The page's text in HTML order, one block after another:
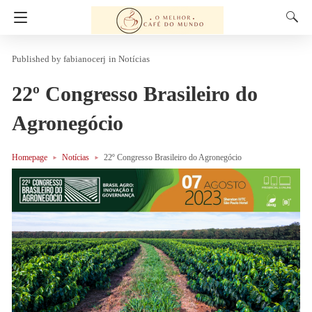
fabianocerj in Notícias
22º Congresso Brasileiro do
Agronegócio
Homepage Notícias 22º Congresso Brasileiro do Agronegócio